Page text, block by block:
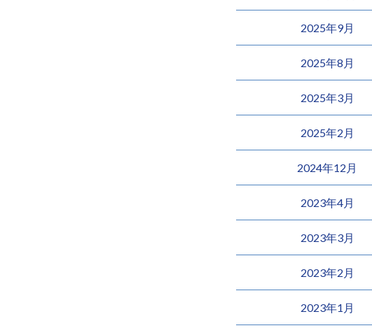
2025年9月
2025年8月
2025年3月
2025年2月
2024年12月
2023年4月
2023年3月
2023年2月
2023年1月